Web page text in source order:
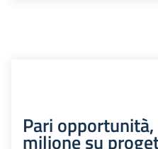
Pari
milione su